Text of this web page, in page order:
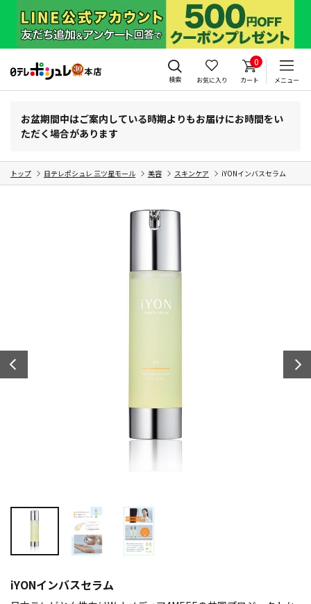
検索 お気に入り
0
カート メニュー
お盆期間中はご案内している時期よりもお届けにお時間をい
ただく場合があります
トップ 日テレポシュレ 三ツ星モール 美容 スキンケア iYONインバスセラム
iYONインバスセラム